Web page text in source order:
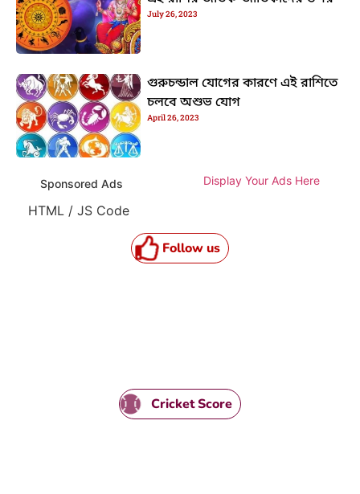
July 26, 2023
গুরুচন্ডাল যোগের কারণে এই রাশিতে
চলবে অশুভ যোগ
April 26, 2023
Sponsored Ads Display Your Ads Here
HTML / JS Code
Follow us
Cricket Score